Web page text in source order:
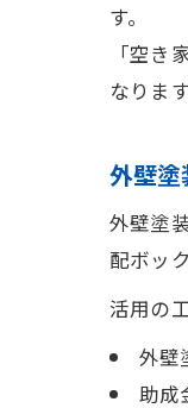
す。
「空
なりま
外壁
外壁塗
配ボッ
活用の
外壁
助成